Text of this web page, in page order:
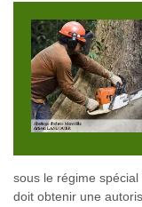
sous le régime
doit obtenir une